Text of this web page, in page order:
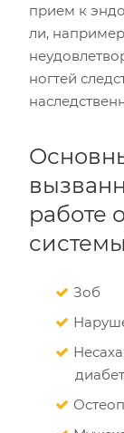
прием к
ли,
ногтей
работе
Зоб